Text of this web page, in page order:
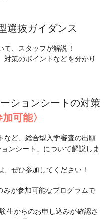
選抜ガイダンス
、スタッフが解説！
策のポイントなどを分かり
ションシートの対策
可能〉
など、総合型入学審査の出願
ンシート」について解説しま
ぜひ参加してください！
が参加可能なプログラムで
生からのお申し込みが確認さ